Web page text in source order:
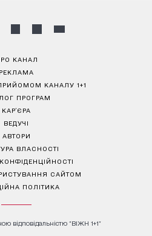
КАНАЛ
РЕКЛАМА
КАНАЛУ 1+1
ПРОГРАМ
КАР’ЄРА
ВЕДУЧІ
АВТОРИ
ВЛАСНОСТІ
САЙТОМ
ПОЛІТИКА
відповідальністю "ВІЖН 1+1"